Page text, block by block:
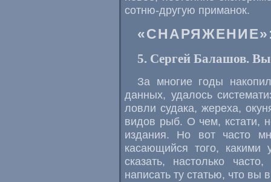
сотню-другую приманок.
5. Сергей Балашов.
За многие годы
данных, удалось
ловли судака, жереха,
видов рыб. О чем, кстати,
издания. Но вот часто
касающийся того,
сказать, настолько
написать ту статью, что вы